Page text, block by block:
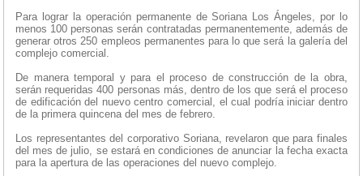
Para lograr la operación permanente de Soriana Los Ángeles, por lo
menos 100 personas serán contratadas permanentemente, además de
generar otros 250 empleos permanentes para lo que será la galería del
complejo comercial.
De manera temporal y para el proceso de construcción de la obra,
serán requeridas 400 personas más, dentro de los que será el proceso
de edificación del nuevo centro comercial, el cual podría iniciar dentro
de la primera quincena del mes de febrero.
Los representantes del corporativo Soriana, revelaron que para finales
del mes de julio, se estará en condiciones de anunciar la fecha exacta
para la apertura de las operaciones del nuevo complejo.